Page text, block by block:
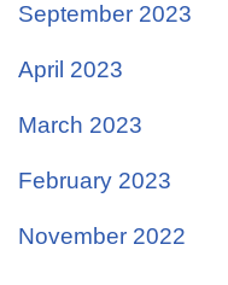
September 2023
April 2023
March 2023
February 2023
November 2022